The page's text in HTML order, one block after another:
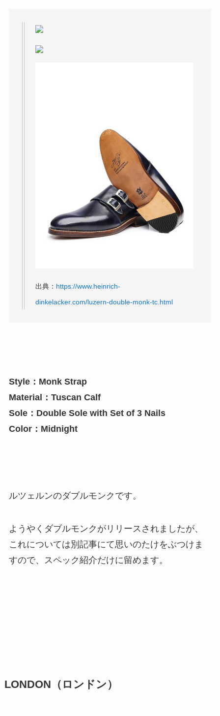
出典： https://www.heinrich-
dinkelacker.com/luzern-double-monk-tc.html
Style：Monk Strap
Material：Tuscan Calf
Sole：Double Sole with Set of 3 Nails
Color：Midnight
ルツェルンのダブルモンクです。
ようやくダブルモンクがリリースされましたが、
これについては別記事にて思いのたけをぶつけま
すので、スペック紹介だけに留めます。
LONDON（ロンドン）